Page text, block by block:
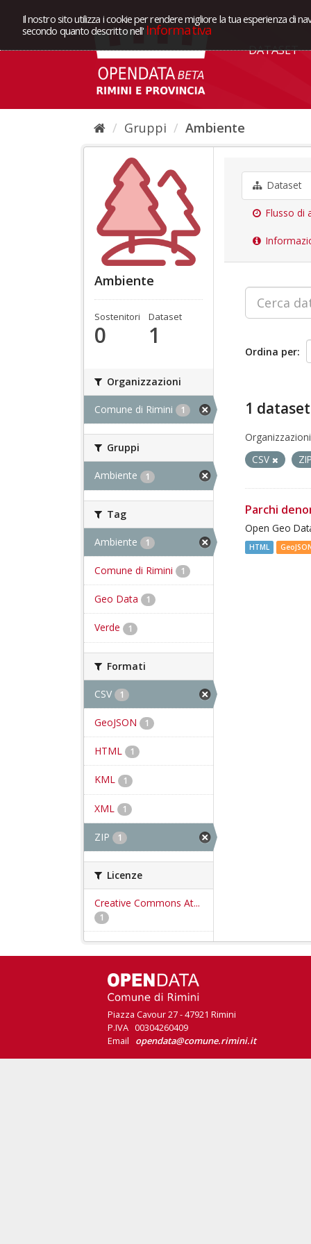
Il nostro sito utilizza i cookie per rendere migliore la tua esperienza di
secondo quanto descritto nell' Informativa
DATASET
Gruppi Ambiente
Ambiente
Sostenitori
0
Dataset
1
Organizzazioni
Comune di Rimini 1
Gruppi
Ambiente 1
Tag
Ambiente 1
Comune di Rimini 1
Geo Data 1
Verde 1
Formati
CSV 1
GeoJSON 1
HTML 1
KML 1
XML 1
ZIP 1
Licenze
Creative Commons At...
1
Dataset
Flusso di
Ordina per
1
CSV
Parchi
Open Geo
HTML
Piazza Cavour 27 - 47921 Rimini
P.IVA 00304260409
Email opendata@comune.rimini.it